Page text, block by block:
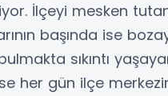
İlçeyi mesken
başında ise
sıkıntı
her gün ilçe